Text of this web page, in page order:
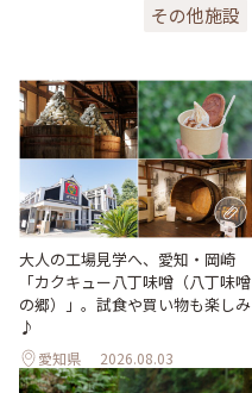
その他施設
大人の工場見学へ、愛知・岡崎
「カクキュー八丁味噌（八丁味噌
の郷）」。試食や買い物も楽しみ
♪
愛知県 2026.08.03